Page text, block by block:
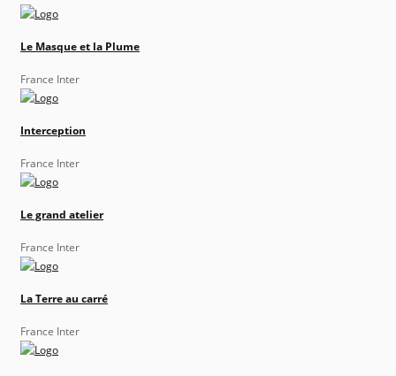
Le Masque et la Plume
France Inter
Interception
France Inter
Le grand atelier
France Inter
La Terre au carré
France Inter